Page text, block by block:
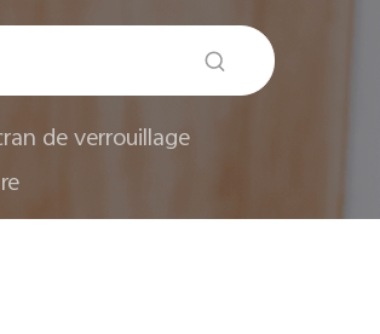
de verrouillage